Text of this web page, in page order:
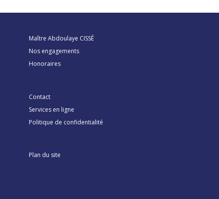
Maître Abdoulaye CISSÉ
Nos engagements
Honoraires
Contact
Services en ligne
Politique de confidentialité
Plan du site